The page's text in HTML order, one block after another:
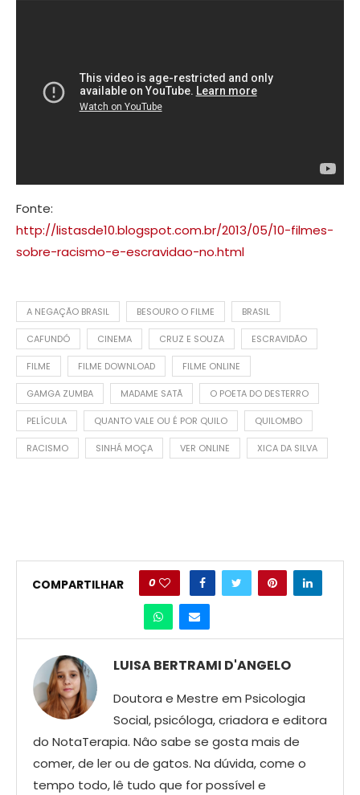
Fonte:
http://listasde10.blogspot.com.br/2013/05/10-filmes-
sobre-racismo-e-escravidao-no.html
A NEGAÇÃO BRASIL BESOURO O FILME BRASIL
CAFUNDÓ CINEMA CRUZ E SOUZA ESCRAVIDÃO
FILME FILME DOWNLOAD FILME ONLINE
GAMGA ZUMBA MADAME SATÃ O POETA DO DESTERRO
PELÍCULA QUANTO VALE OU É POR QUILO QUILOMBO
RACISMO SINHÁ MOÇA VER ONLINE XICA DA SILVA
COMPARTILHAR 0
LUISA BERTRAMI D'ANGELO
Doutora e Mestre em Psicologia
Social, psicóloga, criadora e editora
do NotaTerapia. Nâo sabe se gosta mais de
comer, de ler ou de gatos. Na dúvida, come o
tempo todo, lê tudo que for possível e